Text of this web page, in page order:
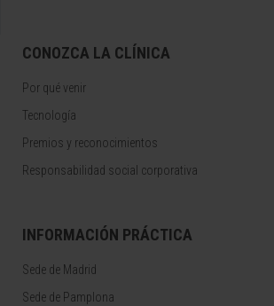
CONOZCA LA CLÍNICA
Por qué venir
Tecnología
Premios y reconocimientos
Responsabilidad social corporativa
INFORMACIÓN PRÁCTICA
Sede de Madrid
Sede de Pamplona